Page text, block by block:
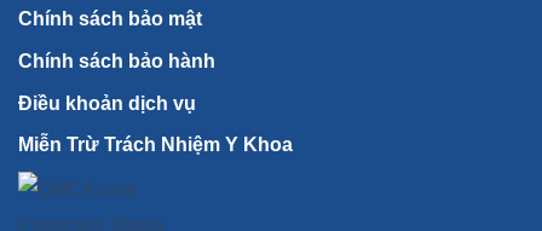
Chính sách bảo mật
Chính sách bảo hành
Điều khoản dịch vụ
Miễn Trừ Trách Nhiệm Y Khoa